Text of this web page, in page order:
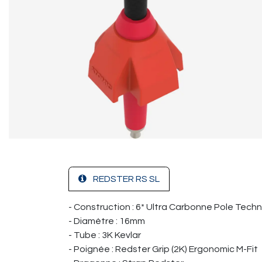
REDSTER RS SL
- Construction : 6* Ultra Carbonne Pole
- Diamètre : 16mm
- Tube : 3K Kevlar
- Poignée : Redster Grip (2K) Ergonomic M-Fit